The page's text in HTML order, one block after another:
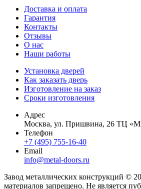
Доставка и оплата
Гарантия
Контакты
Отзывы
О нас
Наши работы
Установка дверей
Как заказать дверь
Изготовление на заказ
Сроки изготовления
Адрес
Москва, ул. Пришвина, 26 ТЦ
Телефон
+7 (495) 755-16-40
Email
info@metal-doors.ru
Завод металлических конструкций ©
материалов запрещено. Не является